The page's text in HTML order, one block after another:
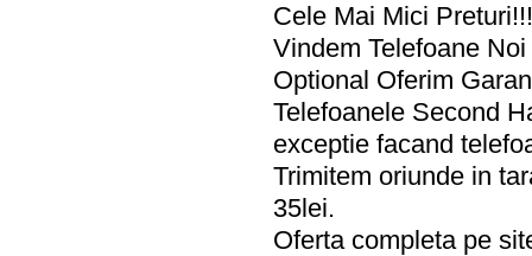
Cele Mai Mici Preturi!!!
Vindem Telefoane
Optional Oferim
Telefoanele Second
exceptie facand
Trimitem oriunde in
35lei.
Oferta completa pe